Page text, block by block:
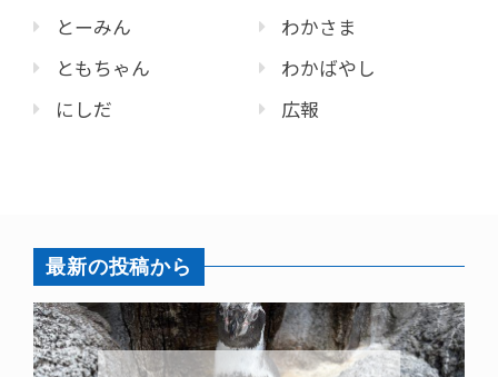
とーみん
ともちゃん
にしだ
わかさま
わかばやし
広報
最新の投稿から